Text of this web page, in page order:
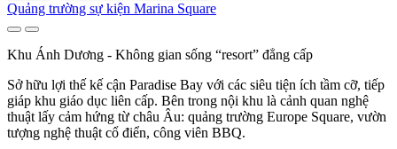
Quảng trường sự kiện Marina Square
Khu Ánh Dương - Không gian sống “resort” đẳng cấp
Sở hữu lợi thế kế cận Paradise Bay với các siêu tiện ích tầm cỡ, tiếp
giáp khu giáo dục liên cấp. Bên trong nội khu là cảnh quan nghệ
thuật lấy cảm hứng từ châu Âu: quảng trường Europe Square, vườn
tượng nghệ thuật cổ điển, công viên BBQ.